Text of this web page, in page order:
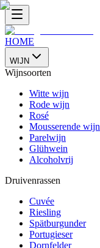
HOME
WIJN
Wijnsoorten
Witte wijn
Rode wijn
Rosé
Mousserende wijn
Parelwijn
Glühwein
Alcoholvrij
Druivenrassen
Cuvée
Riesling
Spätburgunder
Portugieser
Dornfelder